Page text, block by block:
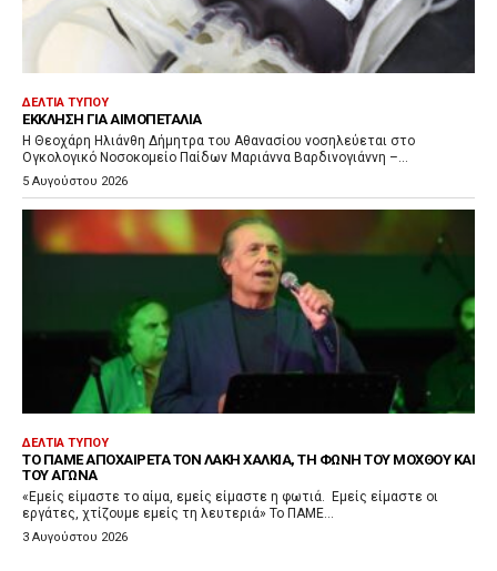
ΔΕΛΤΊΑ ΤΎΠΟΥ
ΈΚΚΛΗΣΗ ΓΙΑ ΑΙΜΟΠΕΤΆΛΙΑ
Η Θεοχάρη Ηλιάνθη Δήμητρα του Αθανασίου νοσηλεύεται στο
Ογκολογικό Νοσοκομείο Παίδων Μαριάννα Βαρδινογιάννη –...
5 Αυγούστου 2026
ΔΕΛΤΊΑ ΤΎΠΟΥ
ΤΟ ΠΑΜΕ ΑΠΟΧΑΙΡΕΤΆ ΤΟΝ ΛΆΚΗ ΧΑΛΚΙΆ, ΤΗ ΦΩΝΉ ΤΟΥ ΜΌΧΘΟΥ ΚΑΙ
ΤΟΥ ΑΓΏΝΑ
«Εμείς είμαστε το αίμα, εμείς είμαστε η φωτιά. Εμείς είμαστε οι
εργάτες, χτίζουμε εμείς τη λευτεριά» Το ΠΑΜΕ...
3 Αυγούστου 2026